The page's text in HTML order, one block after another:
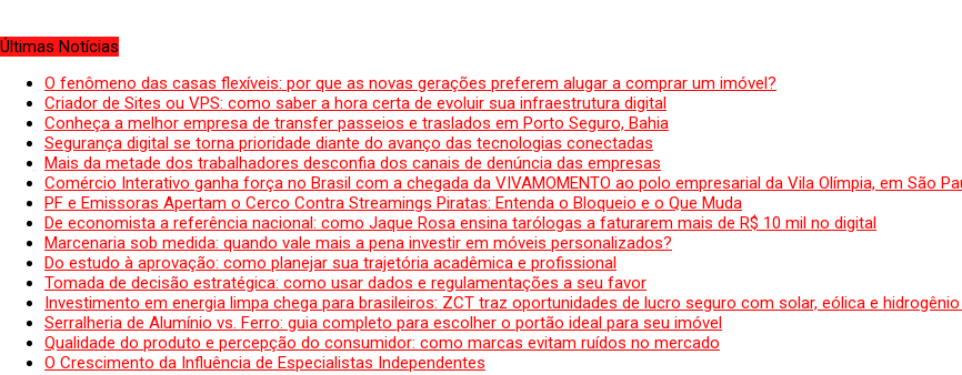
Últimas Notícias
O fenômeno das casas flexíveis: por que as novas gerações preferem alugar a comprar um imóvel?
Criador de Sites ou VPS: como saber a hora certa de evoluir sua infraestrutura digital
Conheça a melhor empresa de transfer passeios e traslados em Porto Seguro, Bahia
Segurança digital se torna prioridade diante do avanço das tecnologias conectadas
Mais da metade dos trabalhadores desconfia dos canais de denúncia das empresas
Comércio Interativo ganha força no Brasil com a chegada da VIVAMOMENTO ao polo empresarial da Vila Olímpia, em São
PF e Emissoras Apertam o Cerco Contra Streamings Piratas: Entenda o Bloqueio e o Que Muda
De economista a referência nacional: como Jaque Rosa ensina tarólogas a faturarem mais de R$ 10 mil no digital
Marcenaria sob medida: quando vale mais a pena investir em móveis personalizados?
Do estudo à aprovação: como planejar sua trajetória acadêmica e profissional
Tomada de decisão estratégica: como usar dados e regulamentações a seu favor
Investimento em energia limpa chega para brasileiros: ZCT traz oportunidades de lucro seguro com solar, eólica e hidrogênio
Serralheria de Alumínio vs. Ferro: guia completo para escolher o portão ideal para seu imóvel
Qualidade do produto e percepção do consumidor: como marcas evitam ruídos no mercado
O Crescimento da Influência de Especialistas Independentes